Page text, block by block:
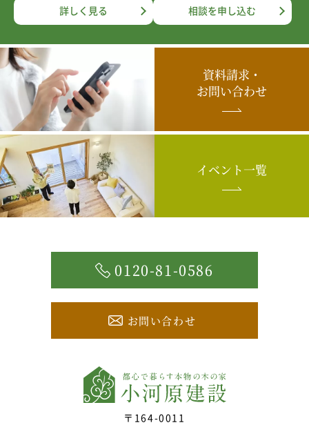
詳しく見る 相談を申し込む
資料請求・
お問い合わせ
イベント一覧
0120-81-0586
お問い合わせ
〒164-0011